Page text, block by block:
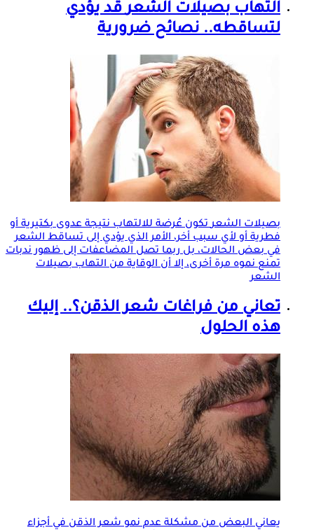
التهاببصيلات الشعرقد يؤدي
لتساقطه.. نصائح ضرورية
بصيلات الشعرتكون عُرضة للالتهاب نتيجة عدوى بكتيرية أو
فطرية أو لأي سبب أخر، الأمر الذي يؤدي إلى تساقط الشعر
في بعض الحالات، بل ربما تصل المضاعفات إلى ظهور ندبات
تمنع نموه مرة أخرى، إلا أن الوقاية من التهاببصيلات
الشعر
تعاني من فراغات شعر الذقن؟.. إليك
هذه الحلول
يعاني البعض من مشكلة عدم نمو شعر الذقن في أجزاء